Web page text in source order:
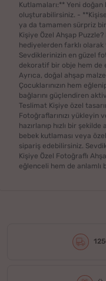
Kutlamaları:** Yeni doğan
oluşturabilirsiniz. -
ya da tamamen sürpriz
Kişiye Özel Ahşap
hediyelerden farklı
Sevdiklerinizin en güzel
dekoratif bir obje hem de
Ayrıca, doğal ahşap
Çocuklarınızın hem
bağlarını güçlendiren
Teslimat Kişiye özel
Fotoğraflarınızı yükleyin
hazırlanıp hızlı bir
bebek kutlaması veya
sipariş edebilirsiniz.
Kişiye Özel Fotoğraflı
eğlenceli hem de anlamlı